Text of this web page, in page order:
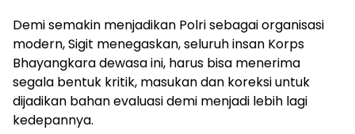
Demi semakin menjadikan Polri sebagai organisasi
modern, Sigit menegaskan, seluruh insan Korps
Bhayangkara dewasa ini, harus bisa menerima
segala bentuk kritik, masukan dan koreksi untuk
dijadikan bahan evaluasi demi menjadi lebih lagi
kedepannya.